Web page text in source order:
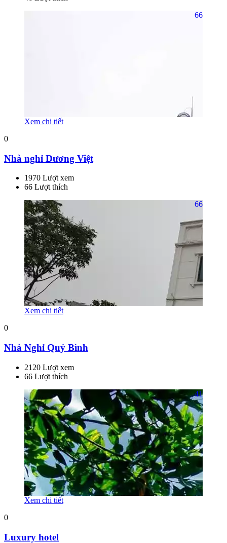
66
Xem chi tiết
0
Nhà nghỉ Dương Việt
1970 Lượt xem
66 Lượt thích
66
Xem chi tiết
0
Nhà Nghỉ Quý Bình
2120 Lượt xem
66 Lượt thích
41
Xem chi tiết
0
Luxury hotel